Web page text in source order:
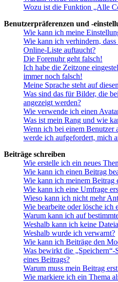
Wozu ist die Funktion „Alle
Benutzerpräferenzen und -
Wie kann ich meine
Wie kann ich verhindern,
Online-Liste auftaucht?
Die Forenuhr geht falsch!
Ich habe die Zeitzone
immer noch falsch!
Meine Sprache steht auf
Was sind das für Bilder, die
angezeigt werden?
Wie verwende ich einen
Was ist mein Rang und wie
Wenn ich bei einem
werde ich aufgefordert, mich
Beiträge schreiben
Wie erstelle ich ein neues
Wie kann ich einen Beitrag
Wie kann ich meinem Beitrag
Wie kann ich eine Umfrage
Wieso kann ich nicht mehr
Wie bearbeite oder lösche ich
Warum kann ich auf
Weshalb kann ich keine
Weshalb wurde ich verwarnt?
Wie kann ich Beiträge den
Was bewirkt die
eines Beitrags?
Warum muss mein Beitrag
Wie markiere ich ein Thema